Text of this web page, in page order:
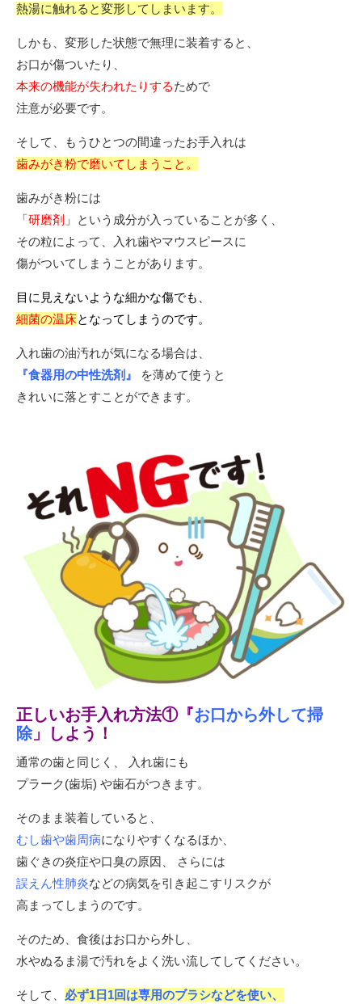
熱湯に触れると変形してしまいます。
しかも、変形した状態で無理に装着すると、
お口が傷ついたり、
本来の機能が失われたりするためで
注意が必要です。
そして、もうひとつの間違ったお手入れは
歯みがき粉で磨いてしまうこと。
歯みがき粉には
「研磨剤 」という成分が入っていることが多く、
その粒によって、入れ歯やマウスピースに
傷がついてしまうことがあります。
目に見えないような細かな傷でも、
細菌の温床となってしまうのです。
入れ歯の油汚れが気になる場合は、
『食器用の中性洗剤』
を薄めて使うと
きれいに落とすことができます。
正しいお手入れ方法①『お口から外して掃
除」しよう！
通常の歯と同じく、 入れ歯にも
プラーク(歯垢) や歯石がつきます。
そのまま装着していると、
むし歯や歯周病になりやすくなるほか、
歯ぐきの炎症や口臭の原因、 さらには
誤えん性肺炎などの病気を引き起こすリスクが
高まってしまうのです。
そのため、食後はお口から外し、
水やぬるま湯で汚れをよく洗い流してしてください。
そして、 必ず1日1回は専用のブラシなどを使い、